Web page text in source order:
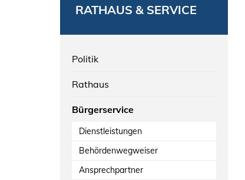
RATHAUS & SERVICE
Politik
Rathaus
Bürgerservice
Dienstleistungen
Behördenwegweiser
Ansprechpartner